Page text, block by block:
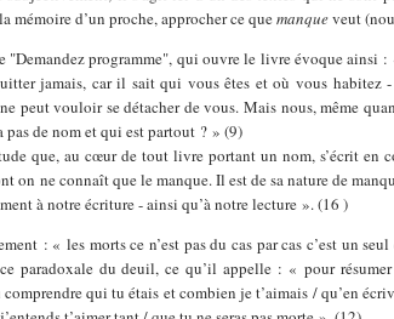
mémoire d’un proche, approcher ce quemanqueveut
"Demandez programme", qui ouvre le livre évoque ainsi :
jamais, car il sait qui vous êtes et où vous habitez
peut vouloir se détacher de vous. Mais nous, même
de nom et qui est partout ? » (9)
que, au cœur de tout livre portant un nom, s’écrit en
on ne connaît que le manque. Il est de sa nature de
à notre écriture - ainsi qu’à notre lecture ». (16 )
: « les morts ce n’est pas du cas par cas c’est un
paradoxale du deuil, ce qu’il appelle : « pour
qui tu étais et combien je t’aimais / qu’en